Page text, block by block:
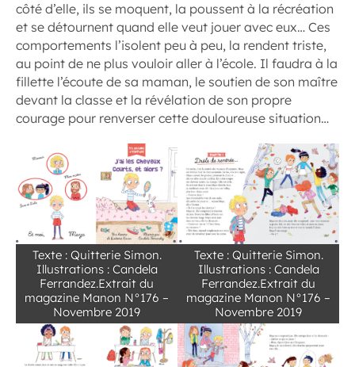
côté d’elle, ils se moquent, la poussent à la récréation
et se détournent quand elle veut jouer avec eux… Ces
comportements l’isolent peu à peu, la rendent triste,
au point de ne plus vouloir aller à l’école. Il faudra à la
fillette l’écoute de sa maman, le soutien de son maître
devant la classe et la révélation de son propre
courage pour renverser cette douloureuse situation…
Texte : Quitterie Simon.
Illustrations : Candela
Ferrandez.Extrait du
magazine Manon N°176 –
Novembre 2019
Texte : Quitterie Simon.
Illustrations : Candela
Ferrandez.Extrait du
magazine Manon N°176 –
Novembre 2019